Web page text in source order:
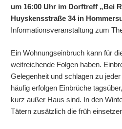
um 16:00 Uhr im Dorftreff „Bei
Huyskensstraße 34 in
Informationsveranstaltung zum
Ein Wohnungseinbruch kann für
weitreichende Folgen haben.
Gelegenheit und schlagen zu
häufig erfolgen Einbrüche
kurz außer Haus sind. In den
Tätern zusätzlich die früh